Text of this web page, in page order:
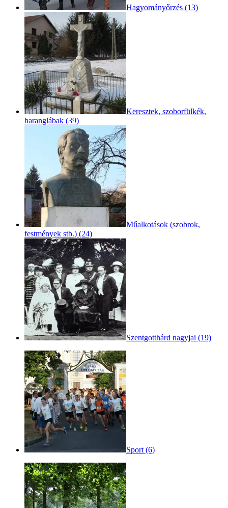
Hagyományőrzés (13)
Keresztek, szoborfülkék,
haranglábak (39)
Műalkotások (szobrok,
festmények stb.) (24)
Szentgotthárd nagyjai (19)
Sport (6)